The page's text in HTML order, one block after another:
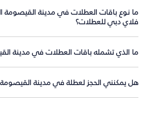
ما نوع باقات العطلات في مدينة القيصومة
فلاي دبي للعطلات؟
ما الذي تشمله باقات العطلات في مدينة
هل يمكنني الحجز لعطلة في مدينة القيصومة